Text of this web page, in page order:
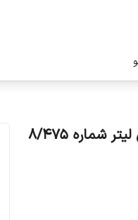
رنگ مو کاترومر گروه فندقی حجم 100 میلی لیتر شماره 8/475